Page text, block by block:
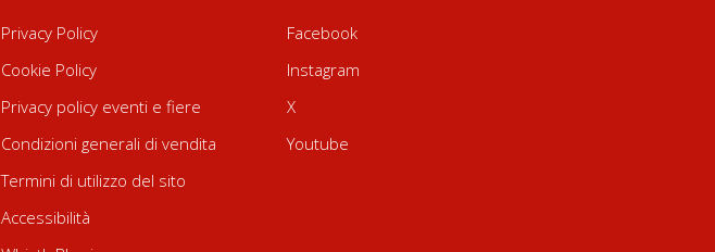
Privacy Policy
Cookie Policy
Privacy policy eventi e fiere
Condizioni generali di vendita
Termini di utilizzo del sito
Accessibilità
Facebook
Instagram
X
Youtube